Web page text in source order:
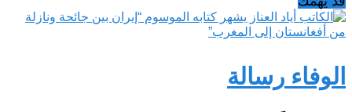
الوفاء‭ ‬رسالة